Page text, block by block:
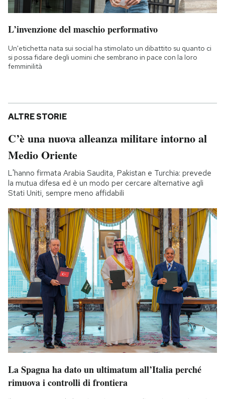
L’invenzione del maschio performativo
Un'etichetta nata sui social ha stimolato un dibattito su quanto ci
si possa fidare degli uomini che sembrano in pace con la loro
femminilità
ALTRE STORIE
C’è una nuova alleanza militare intorno al
Medio Oriente
L'hanno firmata Arabia Saudita, Pakistan e Turchia: prevede
la mutua difesa ed è un modo per cercare alternative agli
Stati Uniti, sempre meno affidabili
La Spagna ha dato un ultimatum all’Italia perché
rimuova i controlli di frontiera